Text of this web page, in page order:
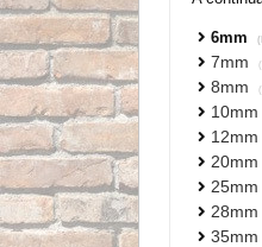
6mm
7mm
8mm
10mm
12mm
20mm
25mm
28mm
35mm